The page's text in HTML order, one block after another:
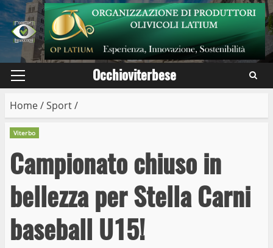
Skip
to
content
Primary
Occhioviterbese
Home/Sport/
Viterbo
Campionato chiuso in
bellezza per Stella Carni
baseball U15!